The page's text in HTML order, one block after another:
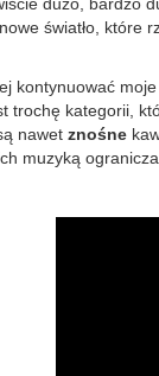
światło, które
kontynuować
trochę kategorii,
nawet znośne
muzyką